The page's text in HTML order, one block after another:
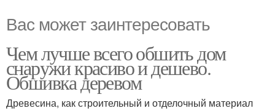
Вас может заинтересовать
Чем лучше всего обшить дом
снаружи красиво и дешево.
Обшивка деревом
Древесина, как строительный и отделочный материал